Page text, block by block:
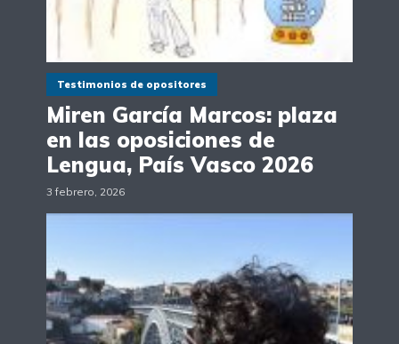
Testimonios de opositores
Miren García Marcos: plaza
en las oposiciones de
Lengua, País Vasco 2026
3 febrero, 2026